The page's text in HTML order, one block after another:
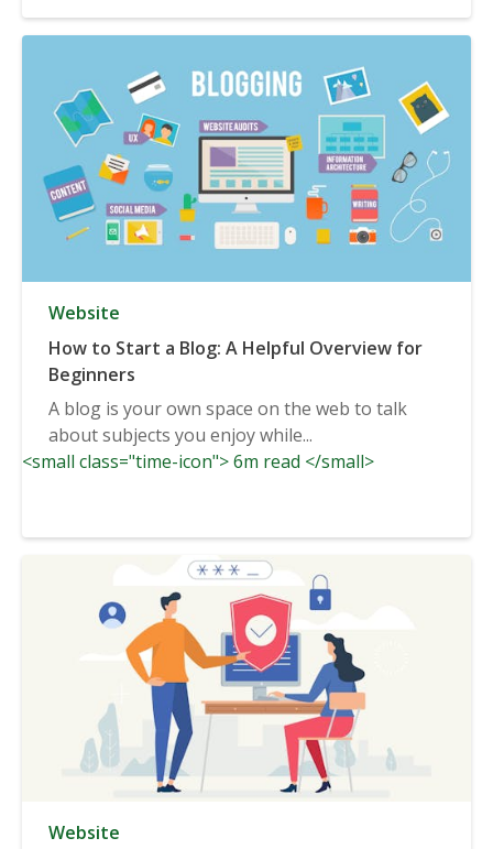
Website
How to Start a Blog: A Helpful Overview for
Beginners
A blog is your own space on the web to talk
about subjects you enjoy while...
<small class="time-icon"> 6m read </small>
Website